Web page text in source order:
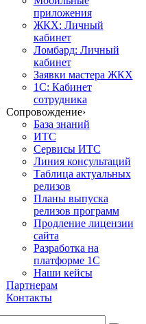
приложения
ЖКХ: Личный
кабинет
Ломбард: Личный
кабинет
Заявки мастера ЖКХ
1С: Кабинет
сотрудника
Сопровождение›
База знаний
ИТС
Сервисы ИТС
Линия консультаций
Таблица актуальных
релизов
Планы выпуска
релизов программ
Продление лицензии
сайта
Разработка на
платформе 1С
Наши кейсы
Партнерам
Контакты